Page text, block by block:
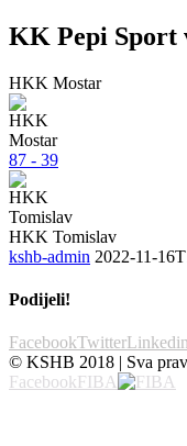
KK Pepi Sport
HKK Mostar
87 - 39
HKK Tomislav
kshb-admin 2022-11-
Podijeli!
FacebookTwitterLinkedin
© KSHB 2018 | Sva
FacebookFIBA